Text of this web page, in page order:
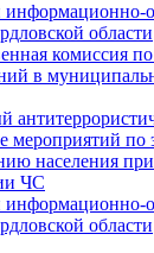
области
комиссия
в
мероприятий по
населения
ЧС
области